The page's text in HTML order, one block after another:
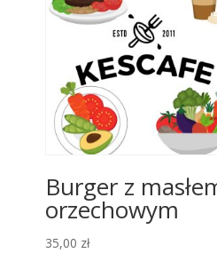
Burger z
orzechowym
35,00 zł